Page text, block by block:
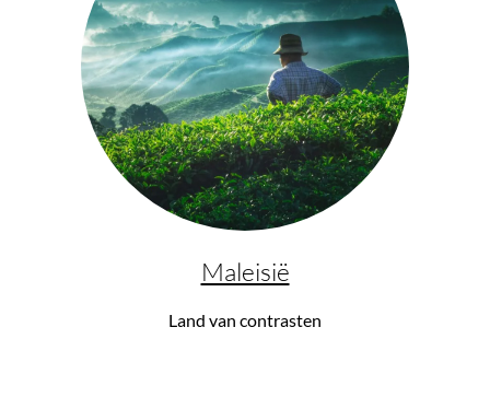
-8%
Hondendraagtas — Devil - Bobby
Maleisië
Land van contrasten